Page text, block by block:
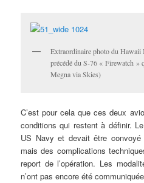
Extraordinaire photo du Hawaii
précédé du S-76 « Firewatch »
Megna via Skies)
C’est pour cela que ces deux
conditions qui restent à définir.
US Navy et devait être
mais des complications
report de l’opération. Les
n’ont pas encore été